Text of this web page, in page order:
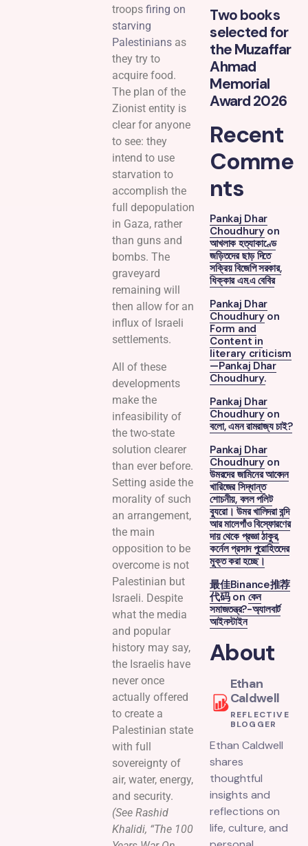
troops firing on
starving
Palestiniansas
they try to
acquire food.
The plan of the
Zionist entity is
clear for anyone
to see: they
intend to use
starvation to
accomplish the
full depopulation
in Gaza, rather
than guns and
bombs. The
graveyard
remaining will
then allow for an
influx of Israeli
settlements.
All of these
developments
make the
infeasibility of
the two-state
solution clearer
than ever before.
Setting aside the
morality of such
an arrangement,
the main
opposition to be
overcome is not
Palestinian but
Israeli. Despite
what the media
and popular
history may say,
the Israelis have
never once
actually offered
to create a
Palestinian state
with full
sovereignty of
air, water, energy,
and security.
(See Rashid
Khalidi, “The 100
Two books
selected for
the Muzaffar
Ahmad
Memorial
Award 2026
Recent
Comme
nts
Pankaj Dhar
Choudhuryon
আখলাক হত্যাকাণ্ডে
জড়িতদের ছাড় দিতে
সক্রিয় বিজেপি সরকার,
ধিক্কার এম.এ বেবির
Pankaj Dhar
Choudhuryon
Form and
Content in
literary criticism
—Pankaj Dhar
Choudhury.
Pankaj Dhar
Choudhuryon
বলো, এমন রামরাজ্য চাই?
Pankaj Dhar
Choudhuryon
উমরদের জামিনের আবেদন
খারিজের সিদ্ধান্ত
শোচনীয়, বলল পলিট
ব্যুরো। উমর খালিদরা বন্দি
আর মালেগাঁও বিস্ফোরণের
দায় থেকে প্রজ্ঞা ঠাকুর,
কর্নেল প্রসাদ পুরোহিতদের
মুক্ত করা হচ্ছে।
最佳Binance推荐
代码on কেন
সমাজতন্ত্র?-অ্যালবার্ট
আইনস্টাইন
About
Ethan
Caldwell
REFLECTIVE
BLOGGER
Ethan Caldwell
shares
thoughtful
insights and
reflections on
life, culture, and